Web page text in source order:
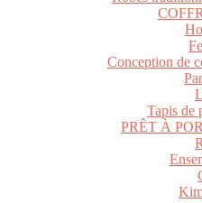
Conception de
Tapis de
PRÊT À